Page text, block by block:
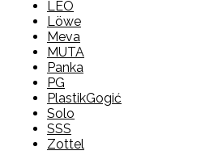
LEO
Löwe
Meva
MUTA
Panka
PG
PlastikGogić
Solo
SSS
Zottel